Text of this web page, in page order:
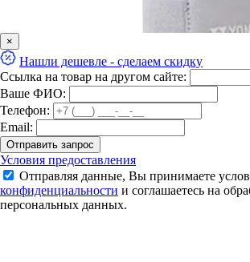
Суппорт для колена Yonex MPS-12CR
2 250 ₽
×
Нашли дешевле - сделаем скидку
Ссылка на товар на другом сайте:
Ваше ФИО:
Телефон:
Email:
Отправить запрос
Условия предоставления
Отправляя данные, Вы принимаете
конфиденциальности и соглашаетесь на
персональных данных.